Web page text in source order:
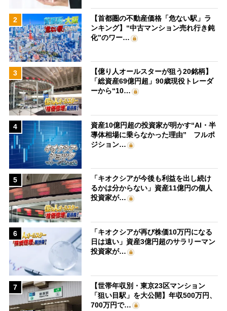
2
【首都圏の不動産価格「危ない駅」ラ
ンキング】“中古マンション売れ行き鈍
化”のワー…
3
【億り人オールスターが狙う20銘柄】
「総資産69億円超」90歳現役トレーダ
ーから“10…
4
資産10億円超の投資家が明かす“AI・半
導体相場に乗らなかった理由” フルポ
ジション…
5
「キオクシアが今後も利益を出し続け
るかは分からない」資産11億円の個人
投資家が…
6
「キオクシアが再び株価10万円になる
日は遠い」資産3億円超のサラリーマン
投資家が…
7
【世帯年収別・東京23区マンション
「狙い目駅」を大公開】年収500万円、
700万円で…